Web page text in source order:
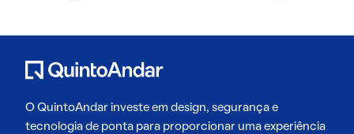
O QuintoAndar investe em design, segurança e
tecnologia de ponta para proporcionar uma experiência